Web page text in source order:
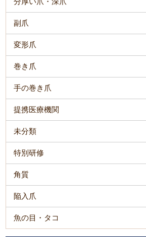
副爪
変形爪
巻き爪
手の巻き爪
提携医療機関
未分類
特別研修
角質
陥入爪
魚の目・タコ